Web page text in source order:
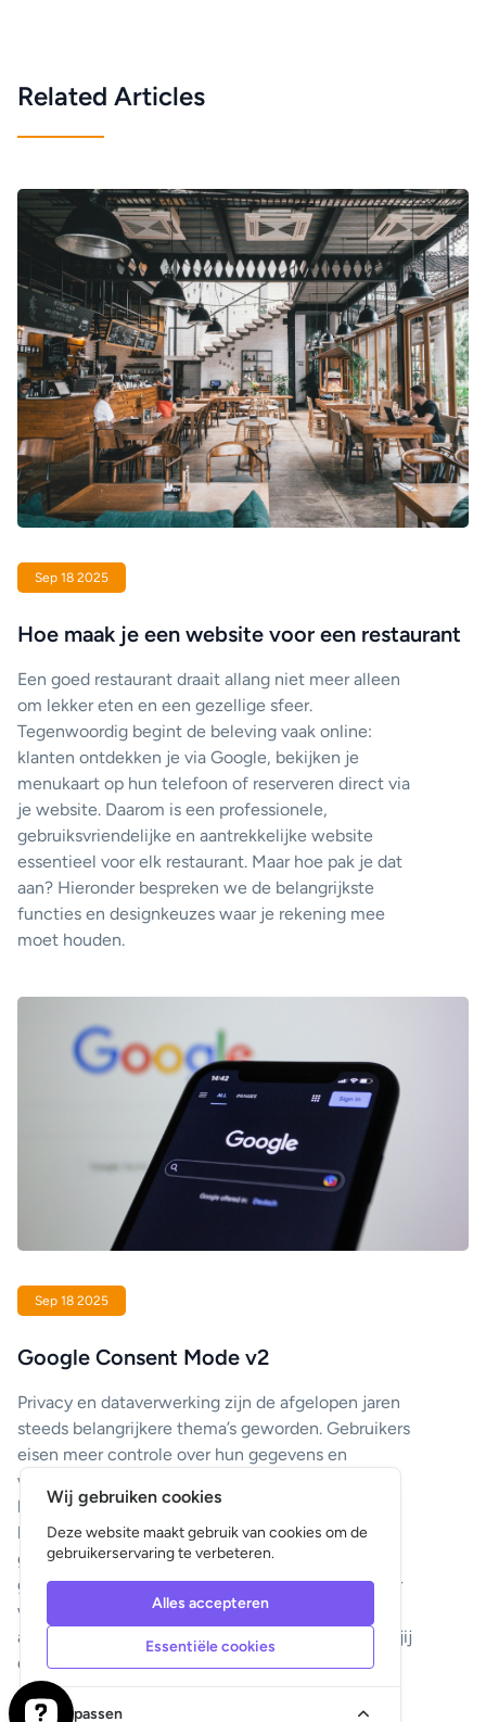
Related Articles
Sep 18 2025
Hoe maak je een website voor een restaurant
Een goed restaurant draait allang niet meer alleen
om lekker eten en een gezellige sfeer.
Tegenwoordig begint de beleving vaak online:
klanten ontdekken je via Google, bekijken je
menukaart op hun telefoon of reserveren direct via
je website. Daarom is een professionele,
gebruiksvriendelijke en aantrekkelijke website
essentieel voor elk restaurant. Maar hoe pak je dat
aan? Hieronder bespreken we de belangrijkste
functies en designkeuzes waar je rekening mee
moet houden.
Sep 18 2025
Google Consent Mode v2
Privacy en dataverwerking zijn de afgelopen jaren
steeds belangrijkere thema’s geworden. Gebruikers
eisen meer controle over hun gegevens en
wetgeving, zoals de AVG (GDPR), verplicht
bedrijven transparant te zijn. Om organisaties te
helpen beter met toestemming en tracking om te
gaan, heeft Google Consent Mode v2
geïntroduceerd. Deze update verandert de manier
waarop websites omgaan met marketing- en
analysetools, en heeft directe gevolgen voor hoe jij
data verzamelt en campagnes optimaliseert.
Wij gebruiken cookies
Deze website maakt gebruik van cookies om de
gebruikerservaring te verbeteren.
Alles accepteren
Essentiële cookies
Aanpassen